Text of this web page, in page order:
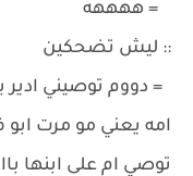
= ههههه
:: ليش تضحكين
= دووم توصيني ادير
امه يعني مو مرت ابو
توصي ام على ابنها